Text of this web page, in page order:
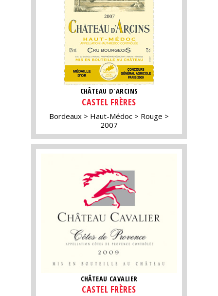
CHÂTEAU D'ARCINS
CASTEL FRÈRES
Bordeaux Haut-Médoc
Rouge
2007
CHÂTEAU CAVALIER
CASTEL FRÈRES